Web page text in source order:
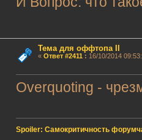
Тема для оффтопа II
« Ответ #2411 : 16/10/2014
Overquoting -
Spoiler: Самокритичность